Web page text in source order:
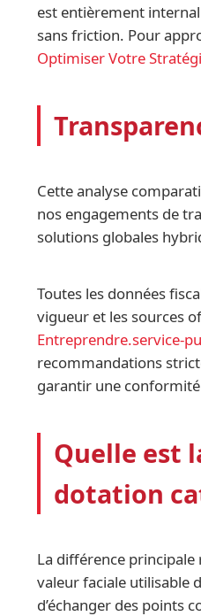
est entièrement
sans friction. Pour
Optimiser Votre
Cette analyse
nos engagements de
solutions globales
Toutes les données
vigueur et les sources
Entreprendre.service-
recommandations
garantir une
Quelle est
dotation
La différence principale
valeur faciale utilisable
d’échanger des points